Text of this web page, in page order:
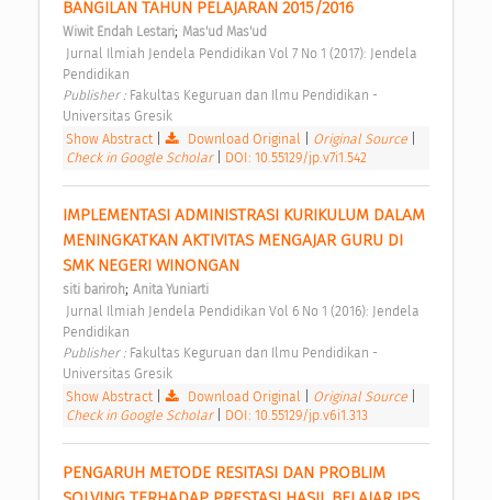
BANGILAN TAHUN PELAJARAN 2015/2016
Wiwit Endah Lestari; Mas'ud Mas'ud
Pendidikan
Publisher : Fakultas Keguruan dan Ilmu Pendidikan -
Universitas Gresik
Show Abstract| Download Original Original Source
Check in Google Scholar
DOI: 10.55129/jp.v7i1.542
IMPLEMENTASI ADMINISTRASI KURIKULUM DALAM
MENINGKATKAN AKTIVITAS MENGAJAR GURU DI
SMK NEGERI WINONGAN
siti bariroh; Anita Yuniarti
Pendidikan
Publisher : Fakultas Keguruan dan Ilmu Pendidikan -
Universitas Gresik
Show Abstract| Download Original Original Source
Check in Google Scholar
DOI: 10.55129/jp.v6i1.313
PENGARUH METODE RESITASI DAN PROBLIM